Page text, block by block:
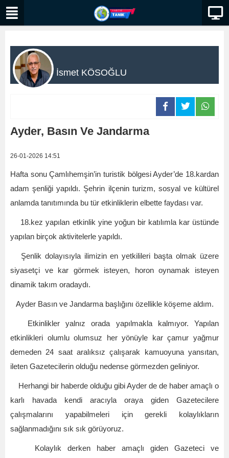
İsmet KÖSOĞLU
Ayder, Basın Ve Jandarma
26-01-2026 14:51
Hafta sonu Çamlıhemşin’in turistik bölgesi Ayder’de 18.kardan
adam şenliği yapıldı. Şehrin ilçenin turizm, sosyal ve kültürel
anlamda tanıtımında bu tür etkinliklerin elbette faydası var.
18.kez yapılan etkinlik yine yoğun bir katılımla kar üstünde
yapılan birçok aktivitelerle yapıldı.
Şenlik dolayısıyla ilimizin en yetkilileri başta olmak üzere
siyasetçi ve kar görmek isteyen, horon oynamak isteyen
dinamik takım oradaydı.
Ayder Basın ve Jandarma başlığını özellikle köşeme aldım.
Etkinlikler yalnız orada yapılmakla kalmıyor. Yapılan
etkinlikleri olumlu olumsuz her yönüyle kar çamur yağmur
demeden 24 saat aralıksız çalışarak kamuoyuna yansıtan,
ileten Gazetecilerin olduğu nedense görmezden geliniyor.
Herhangi bir haberde olduğu gibi Ayder de de haber amaçlı o
karlı havada kendi aracıyla oraya giden Gazetecilere
çalışmalarını yapabilmeleri için gerekli kolaylıkların
sağlanmadığını sık sık görüyoruz.
Kolaylık derken haber amaçlı giden Gazeteci ve